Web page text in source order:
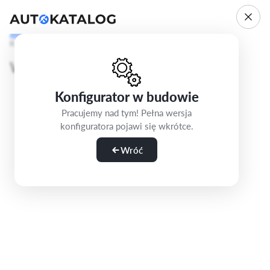
Konfigurator w budowie
Pracujemy nad tym! Pełna wersja
konfiguratora pojawi się wkrótce.
Wróć
Krok 1/5
Wybierz wersję